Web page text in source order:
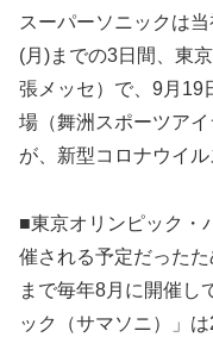
スーパーソニックは
(月)までの3日間、東
張メッセ）で、9月19
場（舞洲スポーツア
が、新型コロナウイ
■東京オリンピック・
催される予定だった
まで毎年8月に開催し
ック（サマソニ）」